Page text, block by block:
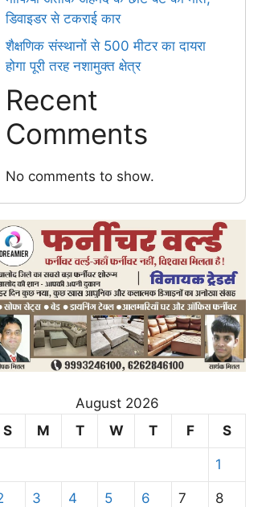
डिवाइडर से टकराई कार
शैक्षणिक संस्थानों से 500 मीटर का दायरा
होगा पूरी तरह नशामुक्त क्षेत्र
Recent
Comments
No comments to show.
August 2026
S
M T W T F S
1
3 4 5 6 7 8